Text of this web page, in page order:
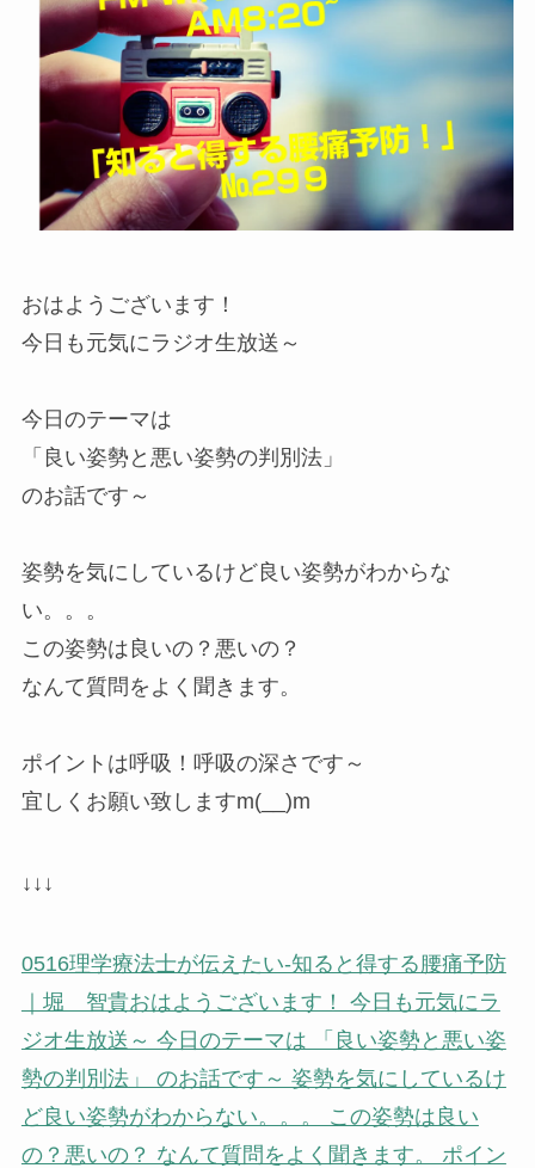
おはようございます！
今日も元気にラジオ生放送～
今日のテーマは
「良い姿勢と悪い姿勢の判別法」
のお話です～
姿勢を気にしているけど良い姿勢がわからな
い。。。
この姿勢は良いの？悪いの？
なんて質問をよく聞きます。
ポイントは呼吸！呼吸の深さです～
宜しくお願い致しますm(__)m
↓↓↓
0516理学療法士が伝えたい-知ると得する腰痛予防
｜堀 智貴おはようございます！ 今日も元気にラ
ジオ生放送～ 今日のテーマは 「良い姿勢と悪い姿
勢の判別法」 のお話です～ 姿勢を気にしているけ
ど良い姿勢がわからない。。。 この姿勢は良い
の？悪いの？ なんて質問をよく聞きます。 ポイン